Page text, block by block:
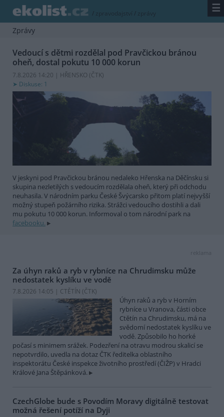
/ zpravodajství / zprávy ☰
Zprávy
Vedoucí s dětmi rozdělal pod Pravčickou bránou
oheň, dostal pokutu 10 000 korun
7.8.2026 14:20 | HŘENSKO (ČTK)
Diskuse: 1
V jeskyni pod Pravčickou bránou nedaleko Hřenska na Děčínsku si
skupina nezletilých s vedoucím rozdělala oheň, který při odchodu
neuhasila. V národním parku České Švýcarsko přitom platí nejvyšší
možný stupeň požárního rizika. Strážci vedoucího dostihli a dali
mu pokutu 10 000 korun. Informoval o tom národní park na
facebooku.
reklama
Za úhyn raků a ryb v rybníce na Chrudimsku může
nedostatek kyslíku ve vodě
7.8.2026 14:05 | CTĚTÍN (ČTK)
Úhyn raků a ryb v Horním
rybníce u Vranova, části obce
Ctětín na Chrudimsku, má na
svědomí nedostatek kyslíku ve
vodě. Způsobilo ho horké
počasí s minimem srážek. Podezření na otravu modrou skalicí se
nepotvrdilo, uvedla na dotaz ČTK ředitelka oblastního
inspektorátu České inspekce životního prostředí (ČIŽP) v Hradci
Králové Jana Štěpánková.
CzechGlobe bude s Povodím Moravy digitálně testovat
možná řešení potíží na Dyji